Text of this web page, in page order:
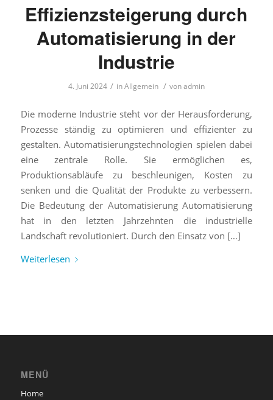
Effizienzsteigerung durch
Automatisierung in der
Industrie
4. Juni 2024 / inAllgemein / vonadmin
Die moderne Industrie steht vor der Herausforderung,
Prozesse ständig zu optimieren und effizienter zu
gestalten. Automatisierungstechnologien spielen dabei
eine zentrale Rolle. Sie ermöglichen es,
Produktionsabläufe zu beschleunigen, Kosten zu
senken und die Qualität der Produkte zu verbessern.
Die Bedeutung der Automatisierung Automatisierung
hat in den letzten Jahrzehnten die industrielle
Landschaft revolutioniert. Durch den Einsatz von […]
Weiterlesen
MENÜ
Home